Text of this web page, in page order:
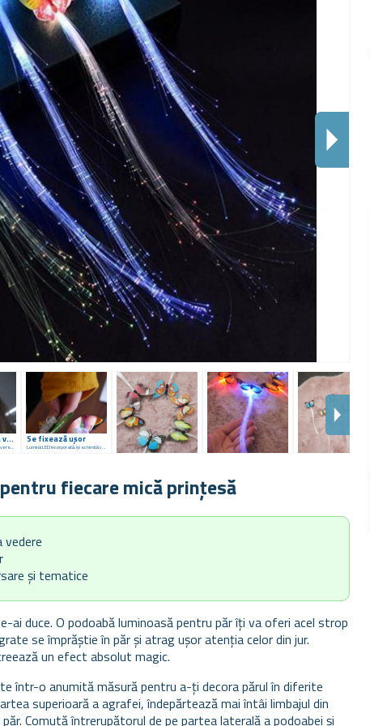
Atractiv la prima vedere
La petreceri, festivaluri sau diverse serate
Se fixează ușor
Lumină LED încorporată, își schimbă culoarea
fiecare mică prințesă
și tematice
ai duce. O podoabă luminoasă pentru păr îți va oferi acel strop
se împrăștie în păr și atrag ușor atenția celor din jur.
un efect absolut magic.
într-o anumită măsură pentru a-ți decora părul în diferite
superioară a agrafei, îndepărtează mai întâi limbajul din
Comută întrerupătorul de pe partea laterală a podoabei și